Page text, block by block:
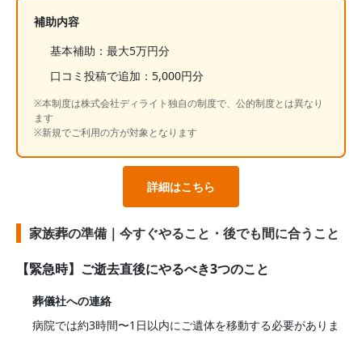
補助内容
基本補助：最大5万円分
口コミ投稿で追加：5,000円分
※本制度は株式会社ディライト独自の制度で、公的制度とは異なり
ます
※新規でご利用の方が対象となります
詳細はこちら
家族葬の準備｜今すぐやること・後でも間に合うこと
【緊急時】ご逝去直後にやるべき3つのこと
葬儀社への連絡
病院では約3時間〜1日以内にご遺体を移動する必要がありま